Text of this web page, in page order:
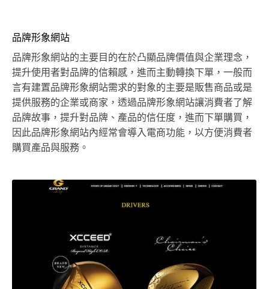
品牌形象網站
品牌形象網站的主要目的在於凸顯品牌價值與企業理念，
提升使用者對品牌的信賴感，進而主動轉換下單，一般而
言有建置品牌形象網站需求的對象的主要是販售商品或是
提供服務的企業或商家，透過品牌形象網站讓消費者了解
品牌故事，提升對品牌、產品的信任度，進而下單購買，
因此品牌形象網站內經常會導入電商功能，以方便消費者
購買產品與服務。